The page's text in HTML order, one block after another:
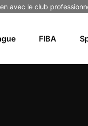
avec le club
FIBA